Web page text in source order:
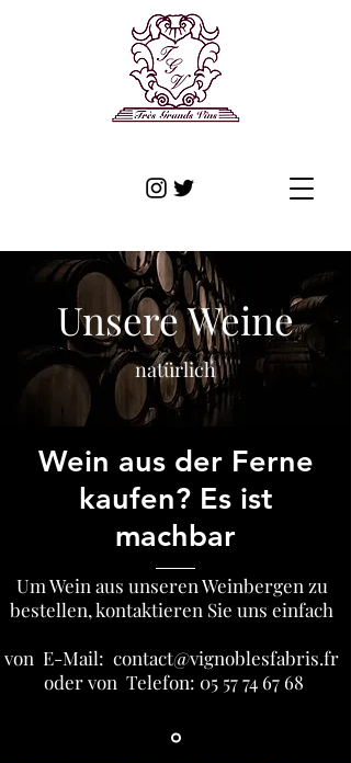
Unsere Weine
natürlich
Wein aus der Ferne
kaufen? Es ist
machbar
Um Wein aus unseren Weinbergen zu
bestellen, kontaktieren Sie uns einfach
von E-Mail: contact@vignoblesfabris.fr
oder von Telefon: 05 57 74 67 68